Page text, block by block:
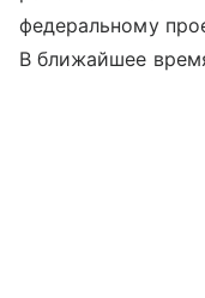
федеральному
В ближайшее